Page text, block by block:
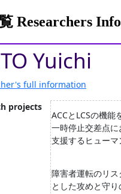
Researchers
Yuichi
full information
projects
ACCとLCSの機
一時停止交差点
支援するヒュー
障害者運転のリ
とした攻めと守